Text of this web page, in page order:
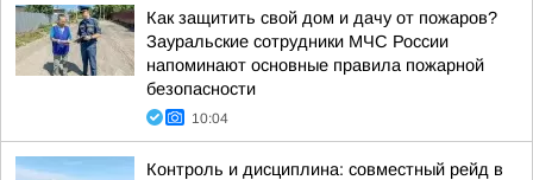
Как защитить свой дом и дачу от пожаров?
Зауральские сотрудники МЧС России
напоминают основные правила пожарной
безопасности
10:04
Контроль и дисциплина: совместный рейд в